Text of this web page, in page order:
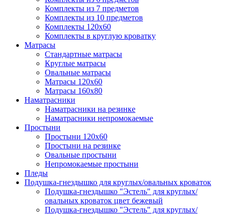
Комплекты из 7 предметов
Комплекты из 10 предметов
Комплекты 120х60
Комплекты в круглую кроватку
Матрасы
Стандартные матрасы
Круглые матрасы
Овальные матрасы
Матрасы 120х60
Матрасы 160х80
Наматрасники
Наматрасники на резинке
Наматрасники непромокаемые
Простыни
Простыни 120х60
Простыни на резинке
Овальные простыни
Непромокаемые простыни
Пледы
Подушка-гнездышко для круглых/овальных кроваток
Подушка-гнездышко "Эстель" для круглых/
овальных кроваток цвет бежевый
Подушка-гнездышко "Эстель" для круглых/